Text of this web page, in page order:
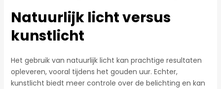
Natuurlijk licht versus
kunstlicht
Het gebruik van natuurlijk licht kan prachtige resultaten
opleveren, vooral tijdens het gouden uur. Echter,
kunstlicht biedt meer controle over de belichting en kan